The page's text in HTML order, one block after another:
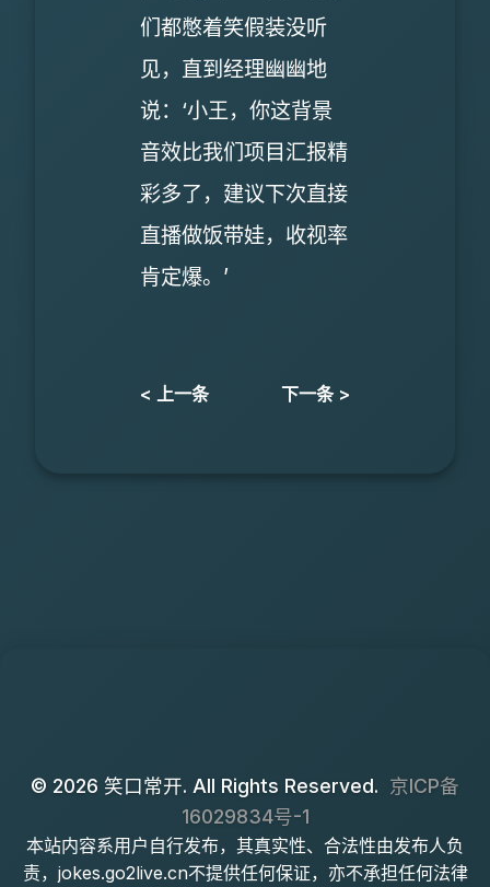
们都憋着笑假装没听
见，直到经理幽幽地
说：‘小王，你这背景
音效比我们项目汇报精
彩多了，建议下次直接
直播做饭带娃，收视率
肯定爆。’
< 上一条 下一条 >
© 2026 笑口常开. All Rights Reserved. 京ICP备
16029834号-1
本站内容系用户自行发布，其真实性、合法性由发布人负
责，jokes.go2live.cn不提供任何保证，亦不承担任何法律